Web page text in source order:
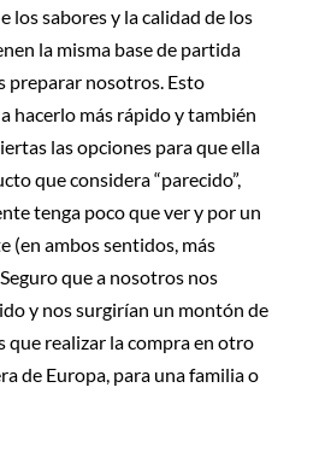
los sabores y la calidad de los
la misma base de partida
preparar nosotros. Esto
hacerlo más rápido y también
las opciones para que ella
que considera “parecido”,
tenga poco que ver y por un
(en ambos sentidos, más
que a nosotros nos
y nos surgirían un montón de
que realizar la compra en otro
de Europa, para una familia o